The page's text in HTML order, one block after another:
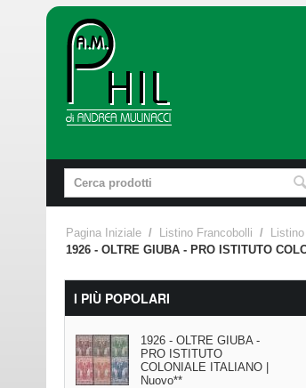
Pagina Iniziale / Listino Francobolli /
1926 - OLTRE GIUBA - PRO ISTITUTO
I PIÙ POPOLARI
1926 - OLTRE GIUBA -
PRO ISTITUTO
COLONIALE ITALIANO |
Nuovo**